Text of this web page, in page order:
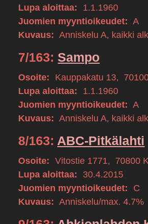
Lupa aloittaa:
1.1.1960
Juomien myyntioikeudet: A
Kuvaus: Anniskelu A, kaikki
7/163: Sampo
Osoite: Kauppakatu 13,
Lupa aloittaa:
1.1.1960
Juomien myyntioikeudet: A
Kuvaus: Anniskelu A, kaikki
8/163: ABC-Pitkälahti
Osoite: Vitostie 1771, 70800
Lupa aloittaa:
30.4.2015
Juomien myyntioikeudet:
C
Kuvaus: Anniskelu/max. 4.7%